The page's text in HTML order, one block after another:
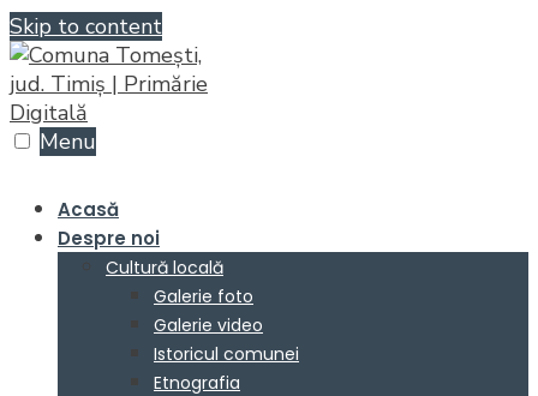
Skip to content
Menu
Acasă
Despre noi
Cultură locală
Galerie foto
Galerie video
Istoricul comunei
Etnografia